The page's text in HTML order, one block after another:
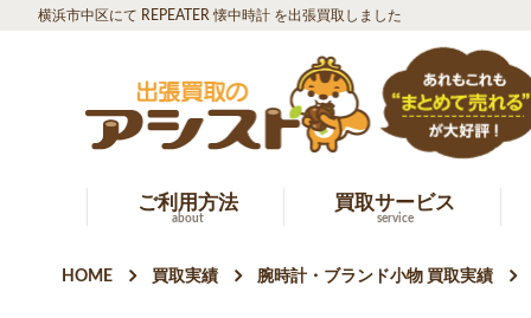
横浜市中区にて REPEATER 懐中時計 を出張買取しました
ご利用方法
about
買取サービス
service
HOME 買取実績 腕時計・ブランド小物 買取実績